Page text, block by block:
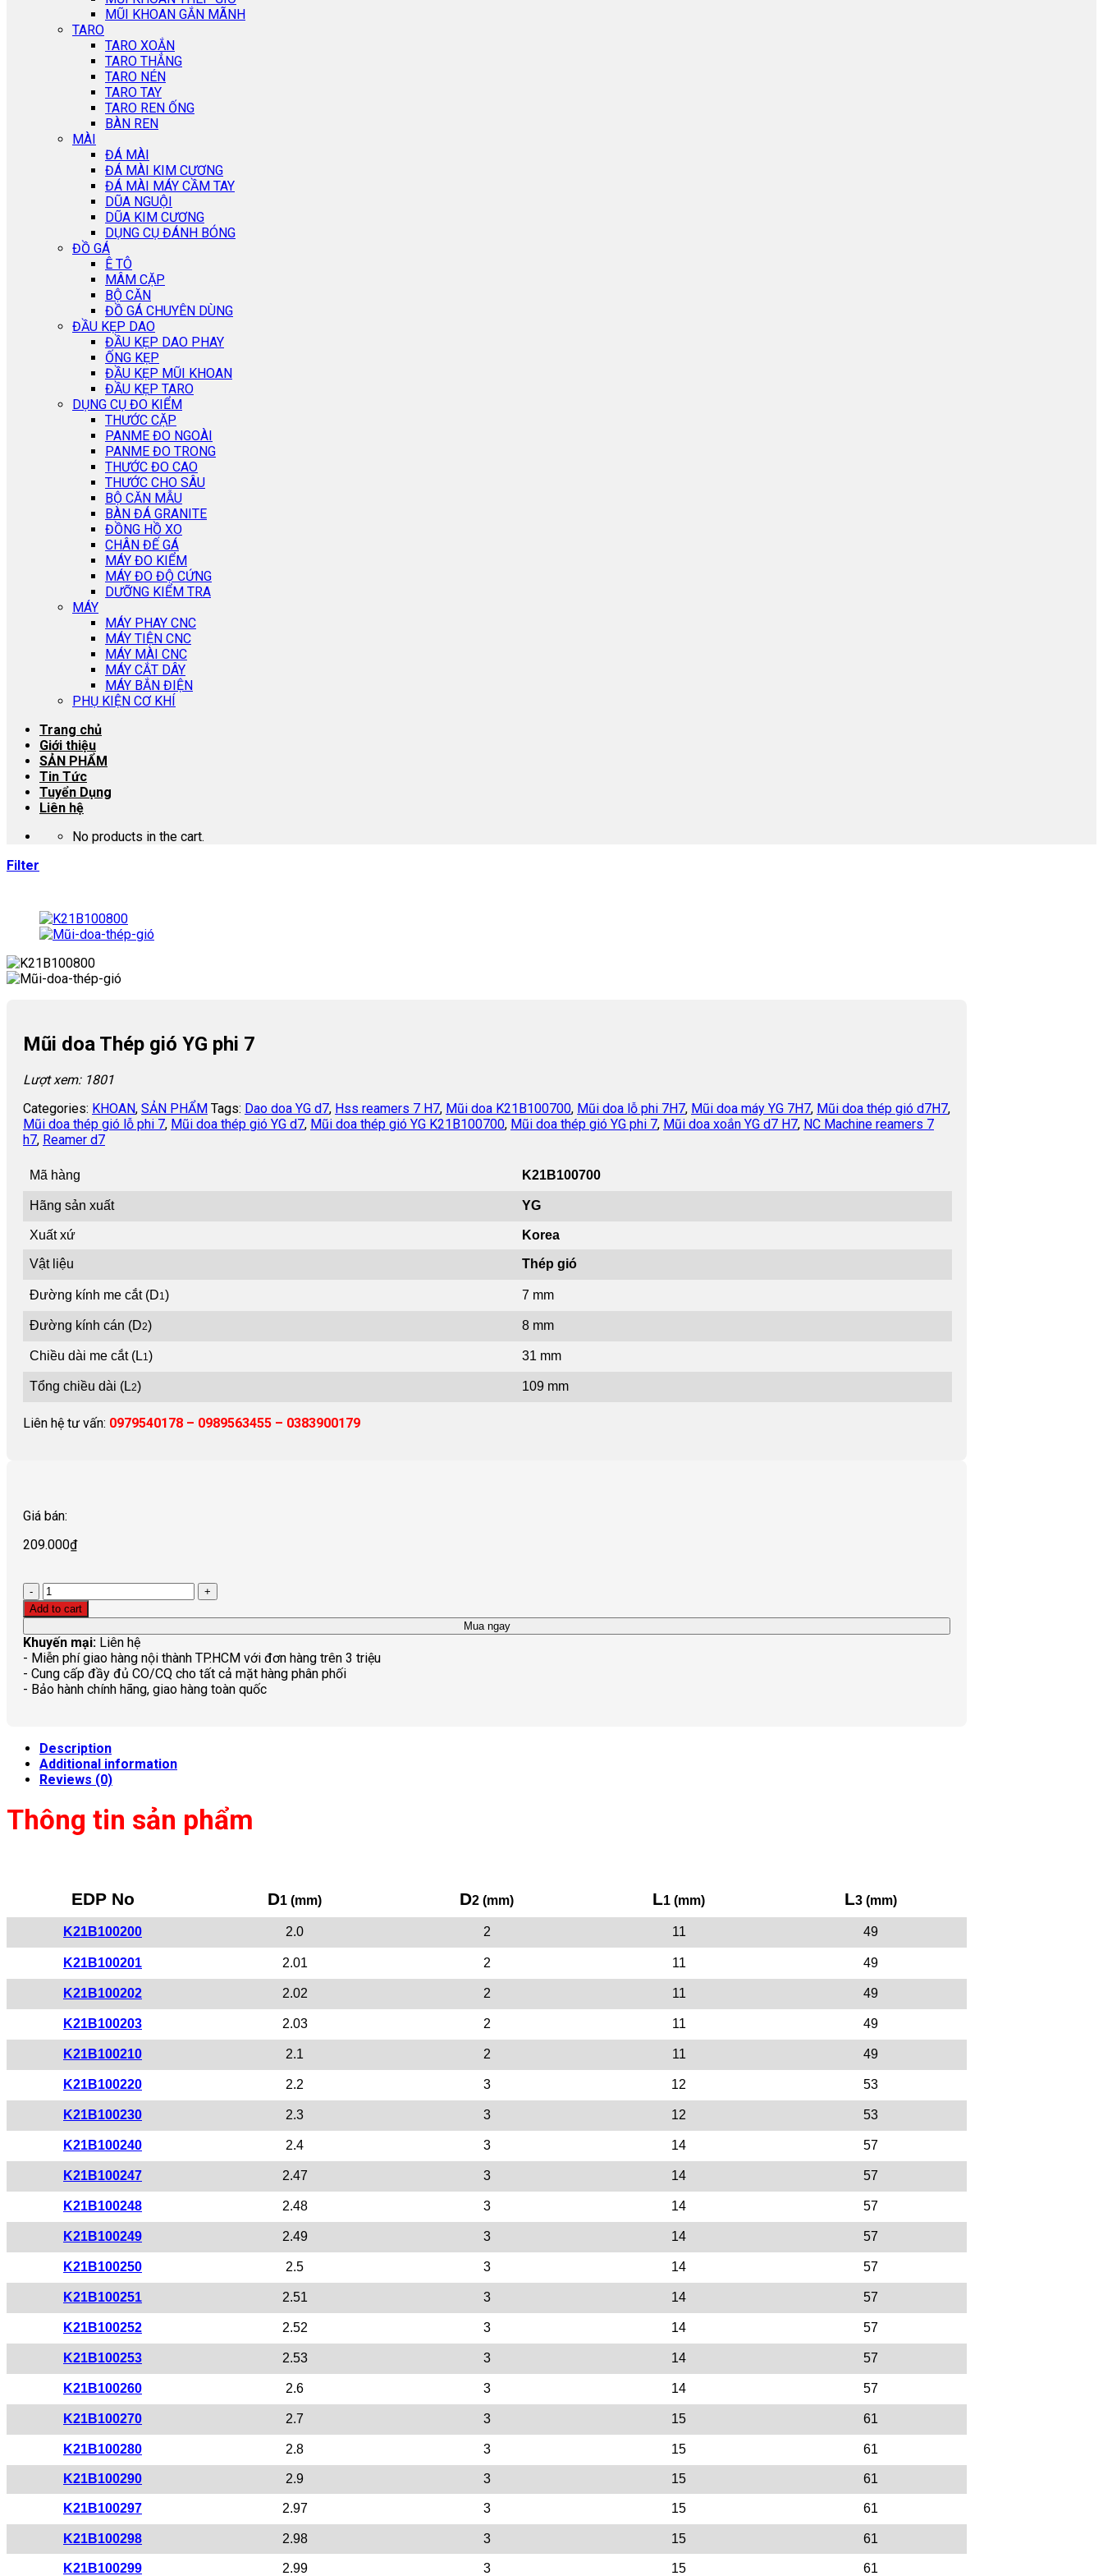
MŨI KHOAN GẮN MÃNH
TARO
TARO XOẮN
TARO THẲNG
TARO NÉN
TARO TAY
TARO REN ỐNG
BÀN REN
MÀI
ĐÁ MÀI
ĐÁ MÀI KIM CƯƠNG
ĐÁ MÀI MÁY CẦM TAY
DŨA NGUỘI
DŨA KIM CƯƠNG
DỤNG CỤ ĐÁNH BÓNG
ĐỒ GÁ
Ê TÔ
MÂM CẶP
BỘ CĂN
ĐỒ GÁ CHUYÊN DÙNG
ĐẦU KẸP DAO
ĐẦU KẸP DAO PHAY
ỐNG KẸP
ĐẦU KẸP MŨI KHOAN
ĐẦU KẸP TARO
DỤNG CỤ ĐO KIỂM
THƯỚC CẶP
PANME ĐO NGOÀI
PANME ĐO TRONG
THƯỚC ĐO CAO
THƯỚC CHO SÂU
BỘ CĂN MẪU
BÀN ĐÁ GRANITE
ĐỒNG HỒ XO
CHÂN ĐẾ GÁ
MÁY ĐO KIỂM
MÁY ĐO ĐỘ CỨNG
DƯỠNG KIỂM TRA
MÁY
MÁY PHAY CNC
MÁY TIỆN CNC
MÁY MÀI CNC
MÁY CẮT DÂY
MÁY BẮN ĐIỆN
PHỤ KIỆN CƠ KHÍ
Trang chủ
Giới thiệu
SẢN PHẨM
Tin Tức
Tuyển Dụng
Liên hệ
No products in the cart.
Filter
Mũi doa Thép gió YG phi 7
Lượt xem: 1801
Categories: KHOAN, SẢN PHẨM Tags: Dao doa YG d7, Hss reamers 7 H7, Mũi doa K21B100700, Mũi doa lỗ phi 7H7, Mũi doa máy YG 7H7, Mũi doa thép gió d7H7,
Mũi doa thép gió lỗ phi 7, Mũi doa thép gió YG d7, Mũi doa thép gió YG K21B100700, Mũi doa thép gió YG phi 7, Mũi doa xoắn YG d7 H7, NC Machine reamers 7
h7, Reamer d7
Mã hàng K21B100700
Hãng sản xuất YG
Xuất xứ Korea
Vật liệu Thép gió
Đường kính me cắt (D1) 7 mm
Đường kính cán (D2) 8 mm
Chiều dài me cắt (L1) 31 mm
Tổng chiều dài (L2) 109 mm
Liên hệ tư vấn: 0979540178 – 0989563455 – 0383900179
Giá bán:
209.000₫
Quantity
Add to cart
Mua ngay
Khuyến mại: Liên hệ
- Miễn phí giao hàng nội thành TP.HCM với đơn hàng trên 3 triệu
- Cung cấp đầy đủ CO/CQ cho tất cả mặt hàng phân phối
- Bảo hành chính hãng, giao hàng toàn quốc
Description
Additional information
Reviews (0)
Thông tin sản phẩm
EDP No D1 (mm) D2 (mm) L1 (mm) L3 (mm)
K21B100200 2.0 2 11 49
K21B100201 2.01 2 11 49
K21B100202 2.02 2 11 49
K21B100203 2.03 2 11 49
K21B100210 2.1 2 11 49
K21B100220 2.2 3 12 53
K21B100230 2.3 3 12 53
K21B100240 2.4 3 14 57
K21B100247 2.47 3 14 57
K21B100248 2.48 3 14 57
K21B100249 2.49 3 14 57
K21B100250 2.5 3 14 57
K21B100251 2.51 3 14 57
K21B100252 2.52 3 14 57
K21B100253 2.53 3 14 57
K21B100260 2.6 3 14 57
K21B100270 2.7 3 15 61
K21B100280 2.8 3 15 61
K21B100290 2.9 3 15 61
K21B100297 2.97 3 15 61
K21B100298 2.98 3 15 61
K21B100299 2.99 3 15 61